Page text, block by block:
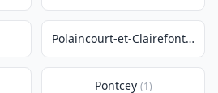
Polaincourt-et-Clairefontaine
Pontcey (1)